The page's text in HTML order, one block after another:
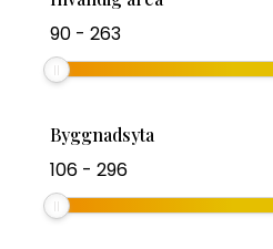
90- 263
Byggnadsyta
106- 296